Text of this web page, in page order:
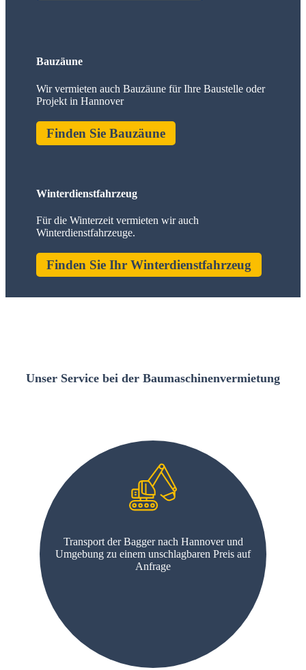
Bauzäune
Wir vermieten auch Bauzäune für Ihre Baustelle oder
Projekt in Hannover
Finden Sie Bauzäune
Winterdienstfahrzeug
Für die Winterzeit vermieten wir auch
Winterdienstfahrzeuge.
Finden Sie Ihr Winterdienstfahrzeug
Unser Service bei der Baumaschinenvermietung
Transport der Bagger nach Hannover und
Umgebung zu einem unschlagbaren Preis auf
Anfrage